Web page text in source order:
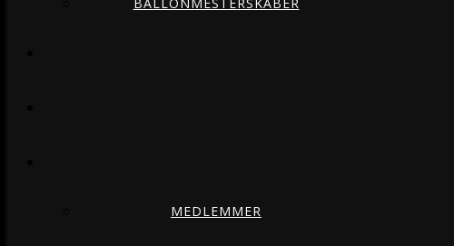
MEDLEMMER